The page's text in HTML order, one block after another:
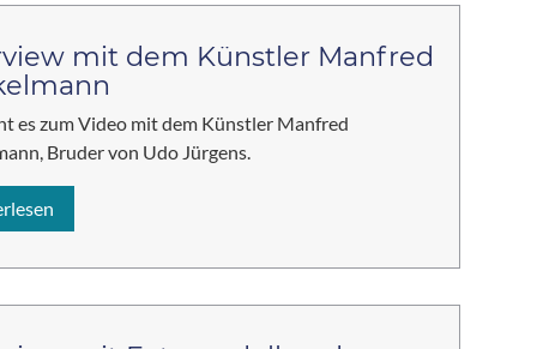
mit dem Künstler Manfred
es zum Video mit dem Künstler Manfred
Bruder von Udo Jürgens.